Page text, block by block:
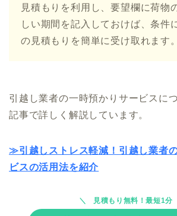
見積もりを利用し、要望欄に荷物
しい期間を記入しておけば、条件
の見積もりを簡単に受け取れます。
引越し業者の一時預かりサービスに
記事で詳しく解説しています。
≫引越しストレス軽減！引越し業者
ビスの活用法を紹介
見積もり無料！最短1分